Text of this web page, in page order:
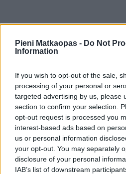
Pieni Matkaopas - Do Not
Information
If you wish to opt-out of the sale,
processing of your personal or
targeted advertising by us, please
section to confirm your selection.
opt-out request is processed you
interest-based ads based on
us or personal information
your opt-out. You may separately
disclosure of your personal
IAB’s list of downstream
Sadepäivien määärä
aikaisempina vuosina
29 kpl